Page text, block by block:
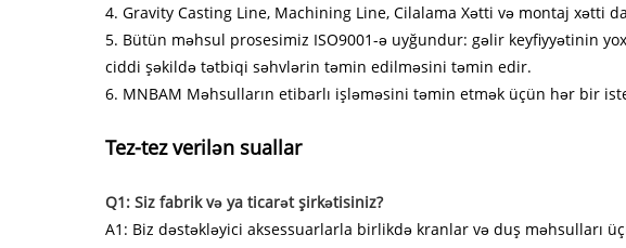
4. Gravity Casting Line, Machining Line, Cilalama Xətti və montaj xətti
5. Bütün məhsul prosesimiz ISO9001-ə uyğundur: gəlir keyfiyyətinin
ciddi şəkildə tətbiqi səhvlərin təmin edilməsini təmin edir.
6. MNBAM Məhsulların etibarlı işləməsini təmin etmək üçün hər bir
Tez-tez verilən suallar
Q1: Siz fabrik və ya ticarət şirkətisiniz?
A1: Biz dəstəkləyici aksessuarlarla birlikdə kranlar və duş məhsulları